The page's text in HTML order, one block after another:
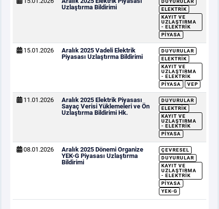
Uzlaştırma Bildirimi
DUYURULAR
ELEKTRIK
KAYIT VE
UZLAŞTIRMA
- ELEKTRIK
PIYASA
15.01.2026
Aralık 2025 Vadeli Elektrik
Piyasası Uzlaştırma Bildirimi
DUYURULAR
ELEKTRIK
KAYIT VE
UZLAŞTIRMA
- ELEKTRIK
PIYASA
VEP
11.01.2026
Aralık 2025 Elektrik Piyasası
Sayaç Verisi Yüklemeleri ve Ön
Uzlaştırma Bildirimi Hk.
DUYURULAR
ELEKTRIK
KAYIT VE
UZLAŞTIRMA
- ELEKTRIK
PIYASA
08.01.2026
Aralık 2025 Dönemi Organize
YEK-G Piyasası Uzlaştırma
Bildirimi
ÇEVRESEL
DUYURULAR
KAYIT VE
UZLAŞTIRMA
- ELEKTRIK
PIYASA
YEK-G